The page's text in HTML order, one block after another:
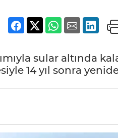
sular altında
14 yıl sonra